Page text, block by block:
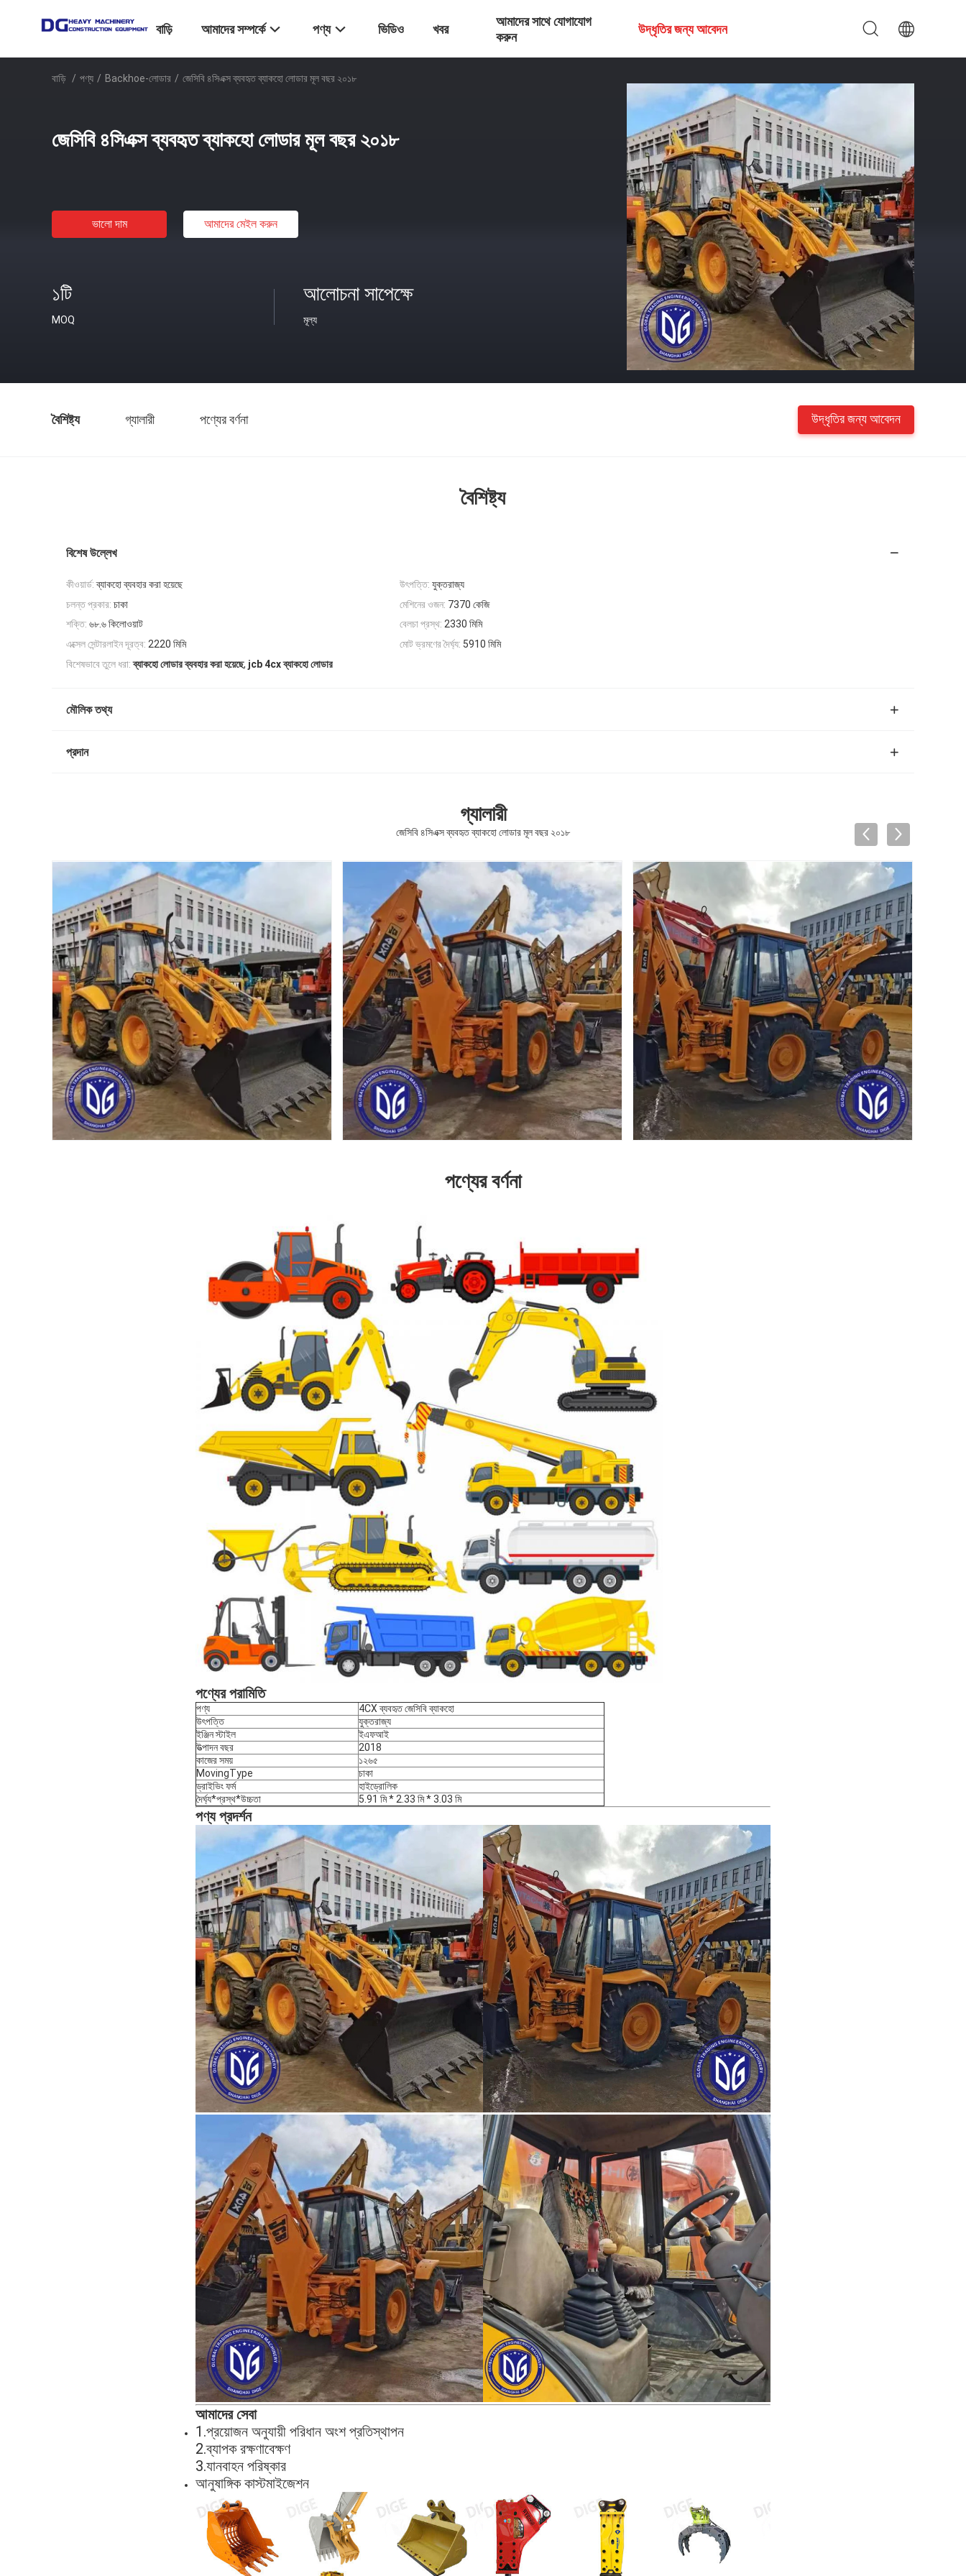
বাড়ি আমাদের সম্পর্কে পণ্য ভিডিও খবর
আমাদের সাথে যোগাযোগ
করুন
উদ্ধৃতির জন্য আবেদন
বাড়ি / পণ্য / Backhoe-লোডার / জেসিবি ৪সিএক্স ব্যবহৃত ব্যাকহো লোডার মূল বছর ২০১৮
জেসিবি ৪সিএক্স ব্যবহৃত ব্যাকহো লোডার মূল বছর ২০১৮
ভালো দাম আমাদের মেইল ​​করুন
১টি
MOQ
আলোচনা সাপেক্ষে
মূল্য
বৈশিষ্ট্য গ্যালারী পণ্যের বর্ণনা উদ্ধৃতির জন্য আবেদন
বৈশিষ্ট্য
বিশেষ উল্লেখ
কীওয়ার্ড: ব্যাকহো ব্যবহার করা হয়েছে উৎপত্তি: যুক্তরাজ্য
চলন্ত প্রকার: চাকা মেশিনের ওজন: 7370 কেজি
শক্তি: ৬৮.৬ কিলোওয়াট বেলচা প্রস্থ: 2330 মিমি
এক্সেল সেন্টারলাইন দূরত্ব: 2220 মিমি মোট ভ্রমণের দৈর্ঘ্য: 5910 মিমি
বিশেষভাবে তুলে ধরা: ব্যাকহো লোডার ব্যবহার করা হয়েছে, jcb 4cx ব্যাকহো লোডার
মৌলিক তথ্য
প্রদান
গ্যালারী
জেসিবি ৪সিএক্স ব্যবহৃত ব্যাকহো লোডার মূল বছর ২০১৮
পণ্যের বর্ণনা
পণ্যের পরামিতি
পণ্য
4CX ব্যবহৃত জেসিবি ব্যাকহো
উৎপত্তি
যুক্তরাজ্য
ইঞ্জিন স্টাইল
ইএফআই
উত্পাদন বছর
2018
কাজের সময়
১২৬৫
MovingType
চাকা
ড্রাইভিং ফর্ম
হাইড্রোলিক
দৈর্ঘ্য*প্রস্থ*উচ্চতা
5.91 মি * 2.33 মি * 3.03 মি
পণ্য প্রদর্শন
আমাদের সেবা
1.প্রয়োজন অনুযায়ী পরিধান অংশ প্রতিস্থাপন
2.ব্যাপক রক্ষণাবেক্ষণ
3.যানবাহন পরিষ্কার
আনুষাঙ্গিক কাস্টমাইজেশন